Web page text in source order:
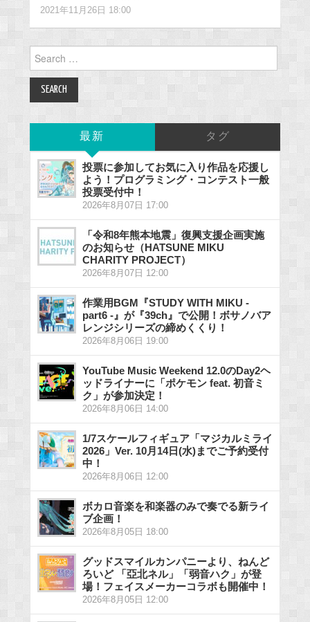
2021年11月26日 18:00
for:
最新 タグ
投票に参加してお気に入り作品を応援し
よう！プログラミング・コンテスト一般
投票受付中！
2026年8月07日 17:00
「令和8年熊本地震」復興支援企画実施
のお知らせ（HATSUNE MIKU
CHARITY PROJECT）
2026年8月07日 12:00
作業用BGM『STUDY WITH MIKU -
part6 -』が『39ch』で公開！ボサノバア
レンジシリーズの締めくくり！
2026年8月06日 19:00
YouTube Music Weekend 12.0のDay2ヘ
ッドライナーに「ポケモン feat. 初音ミ
ク」が参加決定！
2026年8月06日 14:00
1/7スケールフィギュア「マジカルミライ
2026」Ver. 10月14日(水)までご予約受付
中！
2026年8月06日 12:00
ボカロ音楽を和楽器のみで奏でる新ライ
ブ企画！
2026年8月05日 18:00
グッドスマイルカンパニーより、ねんど
ろいど 「亞北ネル」「弱音ハク」が登
場！フェイスメーカーコラボも開催中！
2026年8月05日 12:00